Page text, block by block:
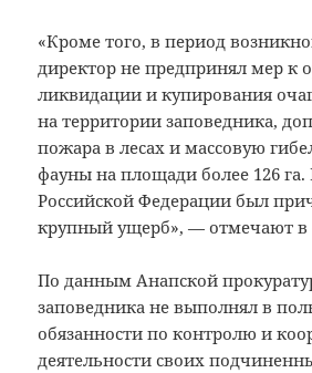
«Кроме того, в период
директор не предпринял мер к
ликвидации и купирования
на территории заповедника,
пожара в лесах и массовую
фауны на площади более 126 га.
Российской Федерации был
крупный ущерб», — отмечают в
По данным Анапской
заповедника не выполнял в
обязанности по контролю и
деятельности своих